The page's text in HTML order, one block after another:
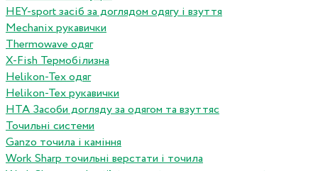
HEY-sport засіб за доглядом одягу і взуття
Mechanix рукавички
Thermowave одяг
X-Fish Термобілизна
Helikon-Tex одяг
Helikon-Tex рукавички
HTA Засоби догляду за одягом та взуттяс
Точильні системи
Ganzo точила і каміння
Work Sharp точильні верстати і точила